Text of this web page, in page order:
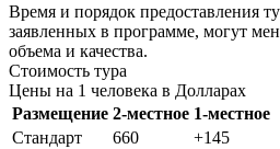
Время и порядок предоставления
заявленных в программе, могут
объема и качества.
Стоимость тура
Цены на 1 человека в Долларах
Размещение 2-местное 1-местное
Стандарт
660
+145